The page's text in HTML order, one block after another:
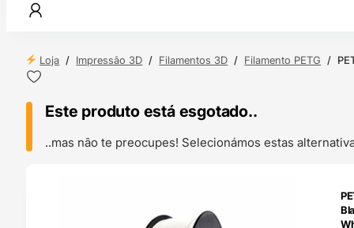
Loja / Impressão 3D / Filamentos 3D / Filamento PETG /
Este produto está esgotado..
..mas não te preocupes! Selecionámos estas